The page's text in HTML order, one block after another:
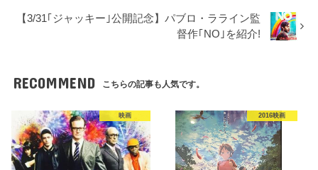
【3/31｢ジャッキー｣公開記念】パブロ・ラライン監
督作｢NO｣を紹介!
RECOMMEND こちらの記事も人気です。
映画 2016映画